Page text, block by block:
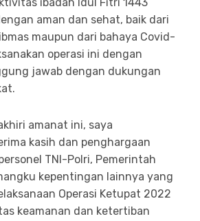
ibadah Idul Fitri 1443
aman dan sehat, baik dari
maupun dari bahaya Covid-
operasi ini dengan
jawab dengan dukungan
amanat ini, saya
kasih dan penghargaan
TNI-Polri, Pemerintah
kepentingan lainnya yang
Operasi Ketupat 2022
keamanan dan ketertiban